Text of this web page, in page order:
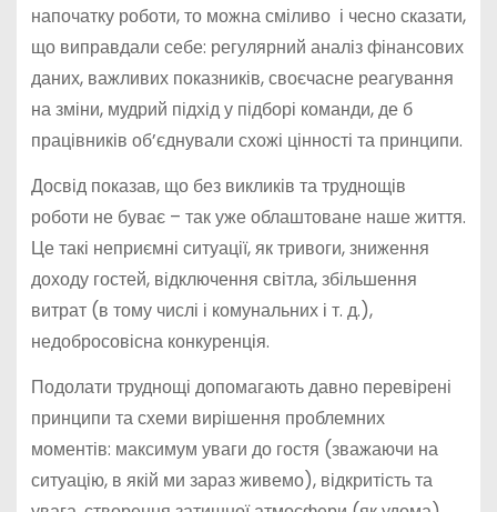
напочатку роботи, то можна сміливо і чесно сказати,
що виправдали себе: регулярний аналіз фінансових
даних, важливих показників, своєчасне реагування
на зміни, мудрий підхід у підборі команди, де б
працівників об’єднували схожі цінності та принципи.
Досвід показав, що без викликів та труднощів
роботи не буває – так уже облаштоване наше життя.
Це такі неприємні ситуації, як тривоги, зниження
доходу гостей, відключення світла, збільшення
витрат (в тому числі і комунальних і т. д.),
недобросовісна конкуренція.
Подолати труднощі допомагають давно перевірені
принципи та схеми вирішення проблемних
моментів: максимум уваги до гостя (зважаючи на
ситуацію, в якій ми зараз живемо), відкритість та